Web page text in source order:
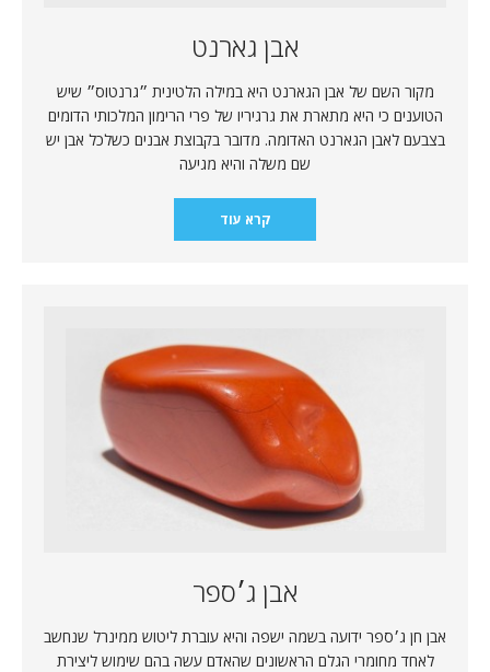
אבן גארנט
מקור השם של אבן הגארנט היא במילה הלטינית ״גרנטוס״ שיש
הטוענים כי היא מתארת את גרגיריו של פרי הרימון המלכותי הדומים
בצבעם לאבן הגארנט האדומה. מדובר בקבוצת אבנים כשלכל אבן יש
שם משלה והיא מגיעה
קרא עוד
אבן ג׳ספר
אבן חן ג׳ספר ידועה בשמה ישפה והיא עוברת ליטוש ממינרל שנחשב
לאחד מחומרי הגלם הראשונים שהאדם עשה בהם שימוש ליצירת